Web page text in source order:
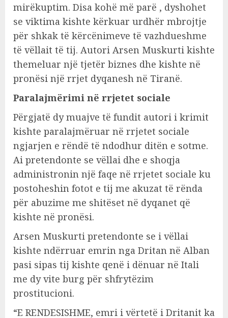
mirëkuptim. Disa kohë më parë , dyshohet
se viktima kishte kërkuar urdhër mbrojtje
për shkak të kërcënimeve të vazhdueshme
të vëllait të tij. Autori Arsen Muskurti kishte
themeluar një tjetër biznes dhe kishte në
pronësi një rrjet dyqanesh në Tiranë.
Paralajmërimi në rrjetet sociale
Përgjatë dy muajve të fundit autori i krimit
kishte paralajmëruar në rrjetet sociale
ngjarjen e rëndë të ndodhur ditën e sotme.
Ai pretendonte se vëllai dhe e shoqja
administronin një faqe në rrjetet sociale ku
postoheshin fotot e tij me akuzat të rënda
për abuzime me shitëset në dyqanet që
kishte në pronësi.
Arsen Muskurti pretendonte se i vëllai
kishte ndërruar emrin nga Dritan në Alban
pasi sipas tij kishte qenë i dënuar në Itali
me dy vite burg për shfrytëzim
prostitucioni.
“E RENDESISHME, emri i vërtetë i Dritanit ka